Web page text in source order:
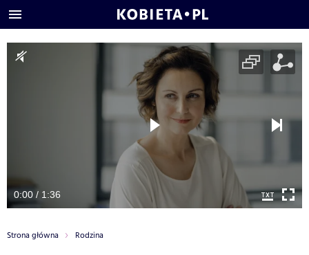
0:00 / 1:36
Strona główna Rodzina